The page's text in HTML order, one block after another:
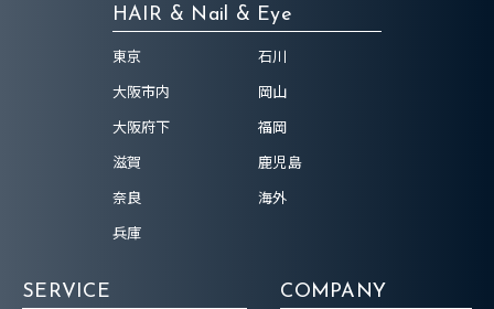
HAIR & Nail & Eye
東京
大阪市内
大阪府下
滋賀
奈良
兵庫
石川
岡山
福岡
鹿児島
海外
SERVICE COMPANY